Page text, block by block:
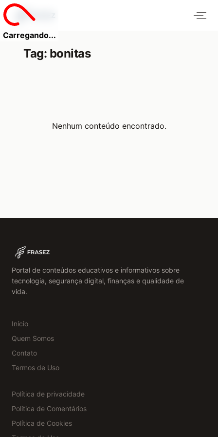
Carregando...
Tag: bonitas
Nenhum conteúdo encontrado.
Portal de conteúdos educativos e informativos sobre
tecnologia, segurança digital, finanças e qualidade de
vida.
Início
Quem Somos
Contato
Termos de Uso
Política de privacidade
Política de Comentários
Política de Cookies